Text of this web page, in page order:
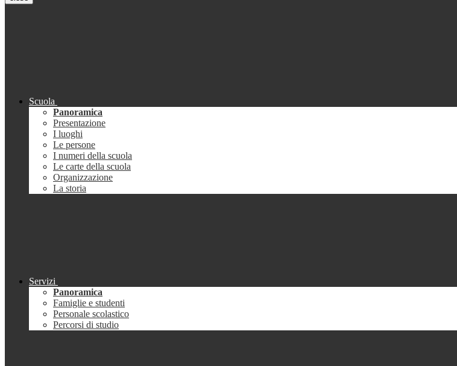
Scuola
Panoramica
Presentazione
I luoghi
Le persone
I numeri della scuola
Le carte della scuola
Organizzazione
La storia
Servizi
Panoramica
Famiglie e studenti
Personale scolastico
Percorsi di studio